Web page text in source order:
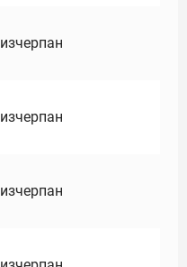
изчерпан
изчерпан
изчерпан